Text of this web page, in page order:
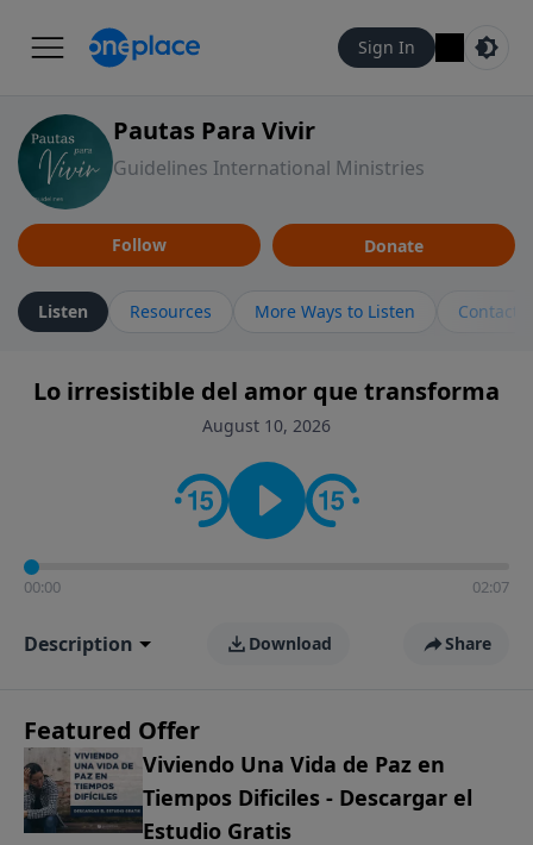
Sign In
Pautas Para Vivir
Guidelines International Ministries
Follow Donate
Listen Resources More Ways to Listen Contact
Lo irresistible del amor que transforma
August 10, 2026
00:00 02:07
Description Download Share
Featured Offer
Viviendo Una Vida de Paz en
Tiempos Dificiles - Descargar el
Estudio Gratis